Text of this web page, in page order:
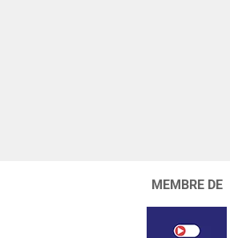
MEMBRE DE